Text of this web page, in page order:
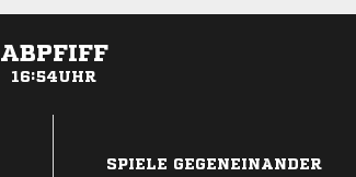
ABPFIFF
16:54UHR
SPIELE GEGENEINANDER